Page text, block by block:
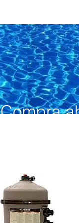
Compra